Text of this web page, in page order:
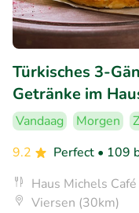
Türkisches 3-
Getränke im
Vandaag Morgen
9.2
Perfect • 109
Haus Michels
Viersen (30km)